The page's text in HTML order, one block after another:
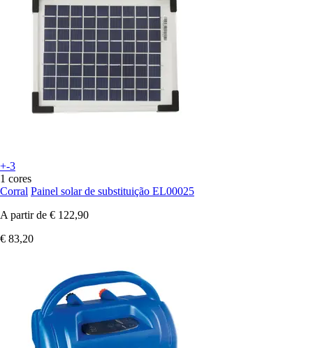
+-3
1 cores
Corral Painel solar de substituição EL00025
A partir de € 122,90
€ 83,20